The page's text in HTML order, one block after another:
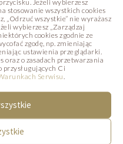
Jeżeli wybierzesz
stosowanie wszystkich cookies
„Odrzuć wszystkie” nie wyrażasz
wybierzesz „Zarządzaj
cookies zgodnie ze
zgodę, np. zmieniając
ustawienia przeglądarki.
o zasadach przetwarzania
przysługujących Ci
Serwisu
które mogą